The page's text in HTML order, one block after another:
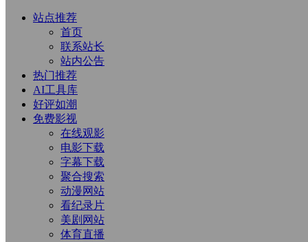
站点推荐
首页
联系站长
站内公告
热门推荐
AI工具库
好评如潮
免费影视
在线观影
电影下载
字幕下载
聚合搜索
动漫网站
看纪录片
美剧网站
体育直播